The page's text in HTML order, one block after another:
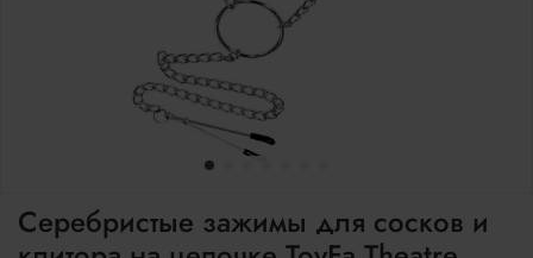
Серебристые зажимы для сосков и